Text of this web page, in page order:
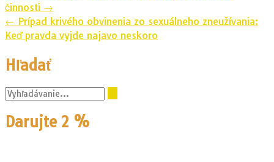
činnosti →
← Prípad krivého obvinenia zo sexuálneho zneužívania:
Keď pravda vyjde najavo neskoro
Hľadať
Darujte 2 %